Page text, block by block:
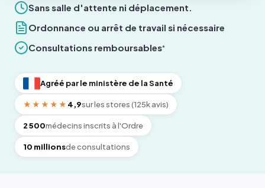
Sans salle d'attente ni déplacement.
Ordonnance ou arrêt de travail si nécessaire
Consultations remboursables*
Agréé par le ministère de la Santé
★★★★★ 4,9sur les stores (125k avis)
2 500médecins inscrits à l'Ordre
10 millionsde consultations